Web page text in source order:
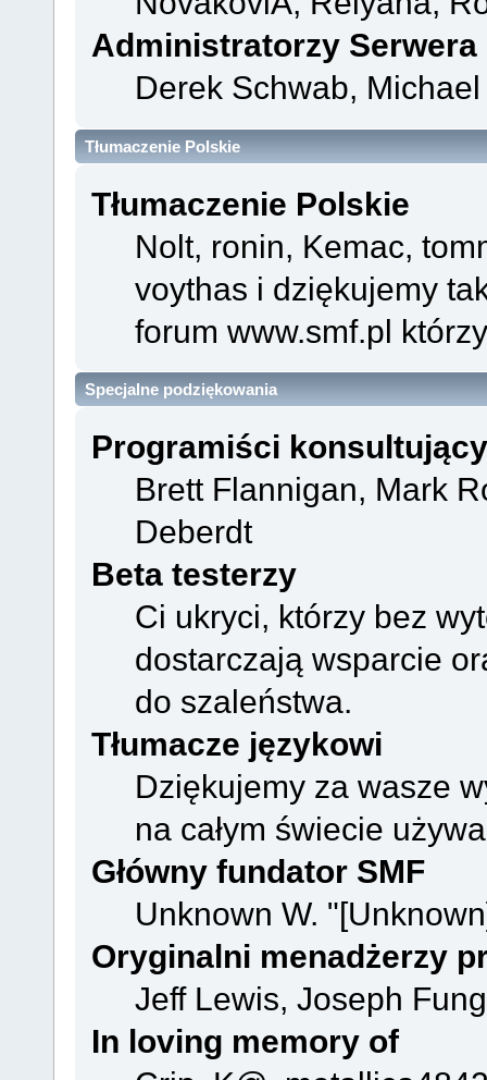
Administratorzy Serwera
Derek Schwab,
Tłumaczenie Polskie
Tłumaczenie Polskie
Nolt, ronin, Kemac,
voythas i dziękujemy
forum www.smf.pl
Specjalne podziękowania
Programiści konsultujący
Brett Flannigan, Mark
Deberdt
Beta testerzy
Ci ukryci, którzy bez
dostarczają wsparcie
do szaleństwa.
Tłumacze językowi
Dziękujemy za wasze
na całym świecie
Główny fundator SMF
Unknown W.
Oryginalni menadżerzy
Jeff Lewis, Joseph
In loving memory of